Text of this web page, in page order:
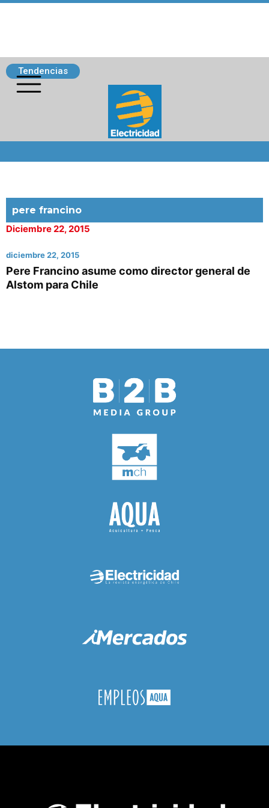
Tendencias
pere francino
Diciembre 22, 2015
diciembre 22, 2015
Pere Francino asume como director general de
Alstom para Chile